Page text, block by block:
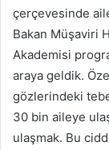
çerçevesinde
Bakan Müşaviri
Akademisi
araya geldik.
gözlerindeki
30 bin aileye
ulaşmak. Bu